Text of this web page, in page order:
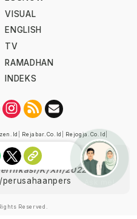
VISUAL
ENGLISH
TV
RAMADHAN
INDEKS
Rejabar.co.id Rejogja.co.id
oleh Dewan Pers
K/XII/2022
Reserved.
Ask me!